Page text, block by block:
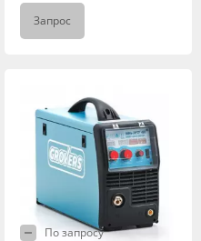
Запрос
По запросу